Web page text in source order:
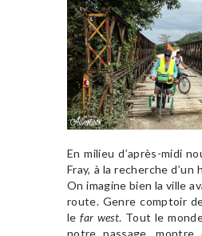
En milieu d’après-midi
Fray, à la recherche
On imagine bien la ville
route. Genre comptoir
lefar west. Tout le
notre passage, montre